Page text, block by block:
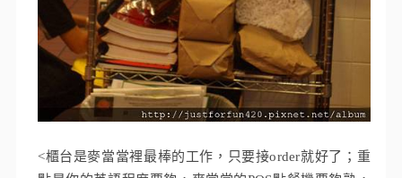
<櫃台是麥當當裡最棒的工作，只要接order就好了；重